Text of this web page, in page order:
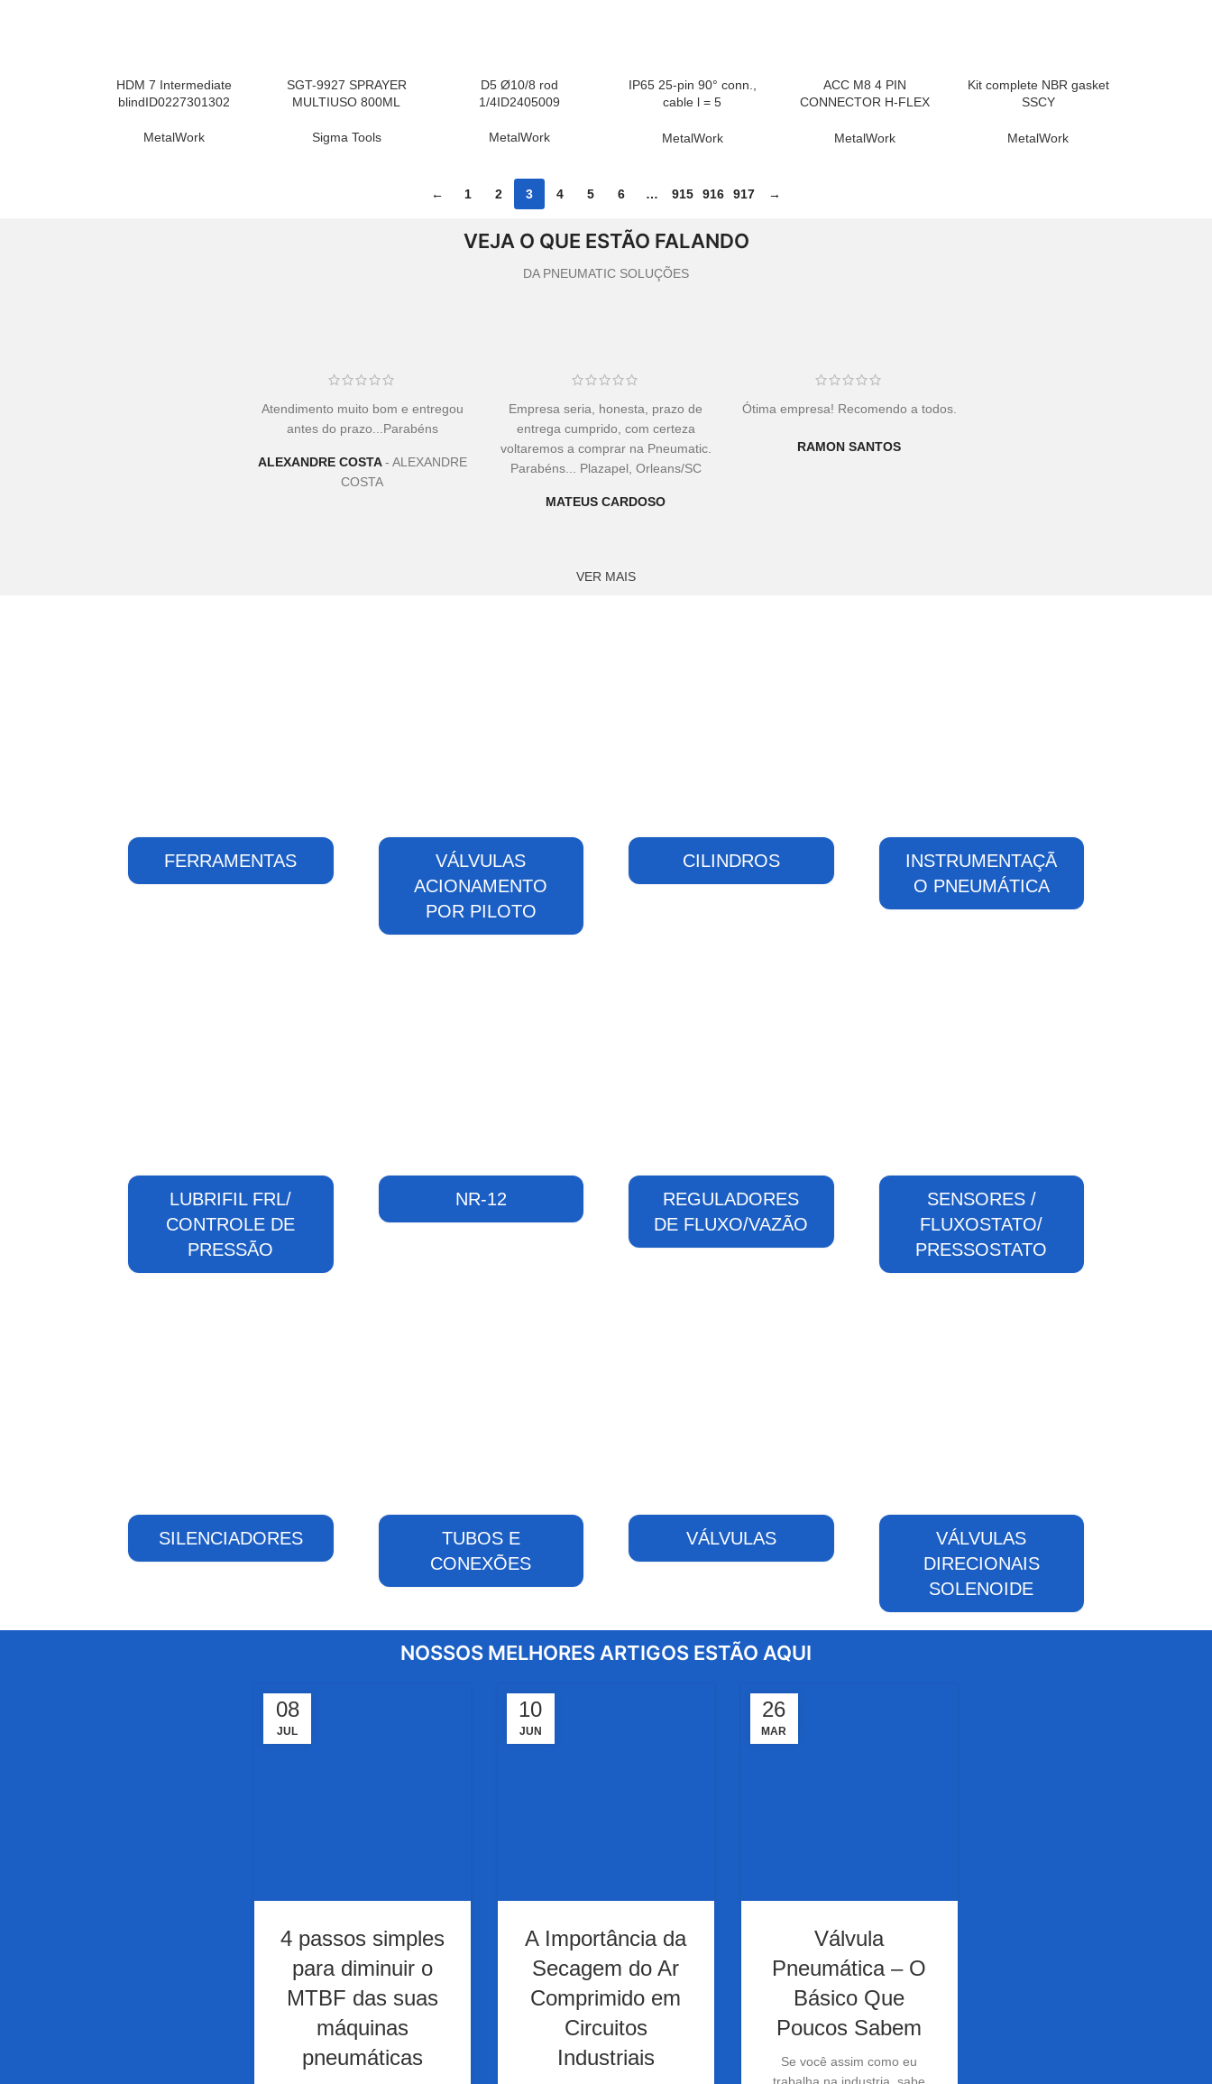
LER MAIS
HDM 7 Intermediate
blindID0227301302
MetalWork
LER MAIS
SGT-9927 SPRAYER
MULTIUSO 800ML
Sigma Tools
LER MAISD5 Ø10/8 rod
1/4ID2405009
MetalWork
LER MAIS
IP65 25-pin 90° conn.,
cable l = 5
MetalWork
LER MAISACC M8 4 PIN
CONNECTOR H-FLEX
MetalWork
LER MAIS
Kit complete NBR gasket
SSCY
MetalWork
← 1 2 3 4 5 6 … 915 916 917 →
VEJA O QUE ESTÃO FALANDO
DA PNEUMATIC SOLUÇÕES
Atendimento muito bom e entregou
antes do prazo...Parabéns
ALEXANDRE COSTA
ALEXANDRE
COSTA
Empresa seria, honesta, prazo de
entrega cumprido, com certeza
voltaremos a comprar na Pneumatic.
Parabéns... Plazapel, Orleans/SC
MATEUS CARDOSO
Ótima empresa! Recomendo a todos.
RAMON SANTOS
VER MAIS
FERRAMENTAS
VÁLVULAS
ACIONAMENTO
POR PILOTO
CILINDROS
INSTRUMENTAÇÃ
O PNEUMÁTICA
LUBRIFIL FRL/
CONTROLE DE
PRESSÃO
NR-12
REGULADORES
DE FLUXO/VAZÃO
SENSORES /
FLUXOSTATO/
PRESSOSTATO
SILENCIADORES
TUBOS E
CONEXÕES
VÁLVULAS
VÁLVULAS
DIRECIONAIS
SOLENOIDE
NOSSOS MELHORES ARTIGOS ESTÃO AQUI
08
JUL
4 passos simples
para diminuir o
MTBF das suas
máquinas
pneumáticas
10
JUN
A Importância da
Secagem do Ar
Comprimido em
Circuitos
Industriais
26
MAR
Válvula
Pneumática – O
Básico Que
Poucos Sabem
Se você assim como eu
trabalha na industria, sabe